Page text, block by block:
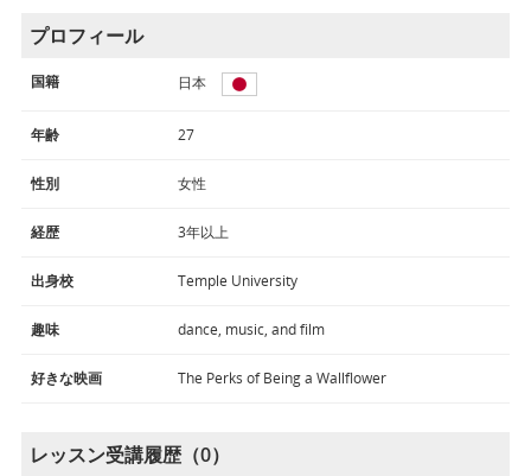
プロフィール
国籍 日本
年齢 27
性別 女性
経歴 3年以上
出身校 Temple University
趣味 dance, music, and film
好きな映画 The Perks of Being a Wallflower
レッスン受講履歴（0）